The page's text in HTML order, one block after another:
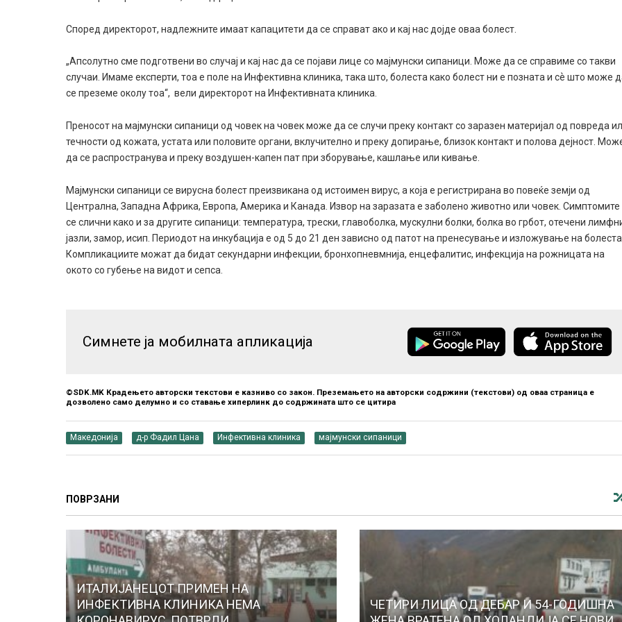
Според директорот, надлежните имаат капацитети да се справат ако и кај нас дојде оваа болест.
„Апсолутно сме подготвени во случај и кај нас да се појави лице со мајмунски сипаници. Може да се справиме со такви
случаи. Имаме експерти, тоа е поле на Инфективна клиника, така што, болеста како болест ни е позната и сѐ што може
се преземе околу тоа“, вели директорот на Инфективната клиника.
Преносот на мајмунски сипаници од човек на човек може да се случи преку контакт со заразен материјал од повреда
течности од кожата, устата или половите органи, вклучително и преку допирање, близок контакт и полова дејност.
да се распространува и преку воздушен-капен пат при зборување, кашлање или кивање.
Мајмунски сипаници се вирусна болест преизвикана од истоимен вирус, а која е регистрирана во повеќе земји од
Централна, Западна Африка, Европа, Америка и Канада. Извор на заразата е заболено животно или човек. Симптомите
се слични како и за другите сипаници: температура, трески, главоболка, мускулни болки, болка во грбот, отечени
јазли, замор, исип. Периодот на инкубација е од 5 до 21 ден зависно од патот на пренесување и изложување на болеста.
Компликациите можат да бидат секундарни инфекции, бронхопневмнија, енцефалитис, инфекција на рожницата на
окото со губење на видот и сепса.
Симнете ја мобилната апликација
©SDK.MK Крадењето авторски текстови е казниво со закон. Преземањето на авторски содржини (текстови) од оваа страница е
дозволено само делумно и со ставање хиперлинк до содржината што се цитира
Македонија д-р Фадил Цана Инфективна клиника мајмунски сипаници
ПОВРЗАНИ
ИТАЛИЈАНЕЦОТ ПРИМЕН НА
ИНФЕКТИВНА КЛИНИКА НЕМА
ЧЕТИРИ ЛИЦА ОД ДЕБАР И 54-ГОДИШНА